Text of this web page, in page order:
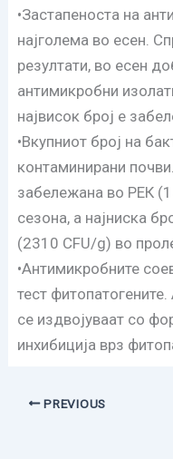
•Застапеноста на
најголема во есен.
резултати, во есен
антимикробни
највисок број е
•Вкупниот број на
контаминирани
забележана во РЕК
сезона, а најниска
(2310 CFU/g) во
•Антимикробните
тест
се издвојуваат со
инхибиција врз
PREVIOUS